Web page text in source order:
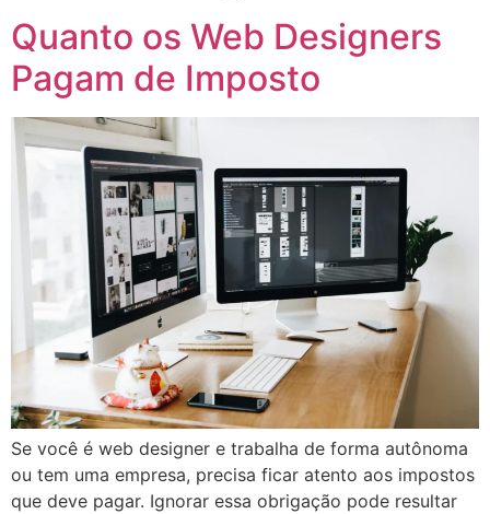
Quanto os Web Designers
Pagam de Imposto
Se você é web designer e trabalha de forma autônoma
ou tem uma empresa, precisa ficar atento aos impostos
que deve pagar. Ignorar essa obrigação pode resultar